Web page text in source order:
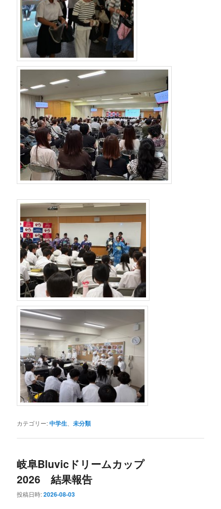
カテゴリー:中学生 、未分類
岐阜Bluvicドリームカップ
2026 結果報告
投稿日時:2026-08-03